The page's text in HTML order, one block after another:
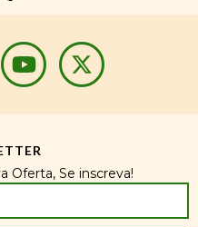
Oferta, Se inscreva!